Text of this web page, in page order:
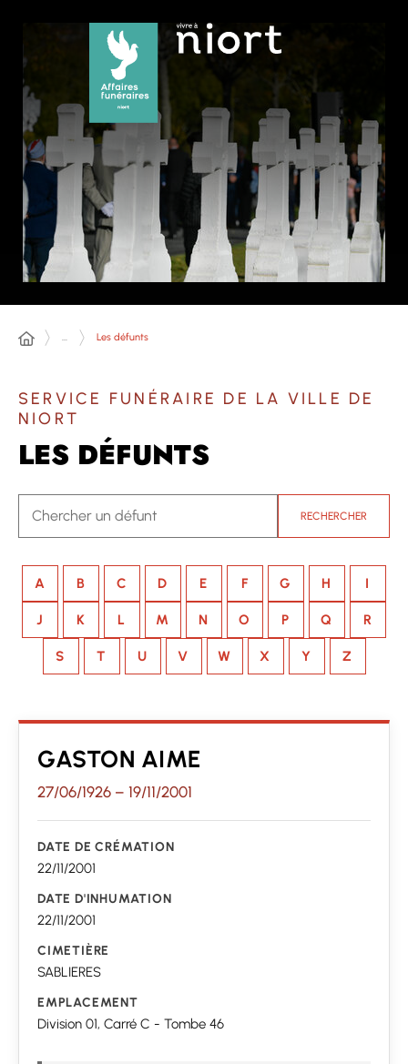
... Les défunts
SERVICE FUNÉRAIRE DE LA VILLE DE
NIORT
LES DÉFUNTS
RECHERCHER
A B C D E F G H I
J K L M N O P Q R
S T U V W X Y Z
GASTON AIME
27/06/1926 – 19/11/2001
DATE DE CRÉMATION
22/11/2001
DATE D'INHUMATION
22/11/2001
CIMETIÈRE
SABLIERES
EMPLACEMENT
Division 01, Carré C - Tombe 46